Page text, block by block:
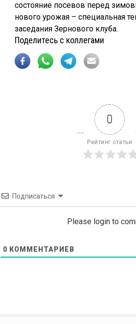
состояние посевов перед
нового урожая – специальная
заседания Зернового клуба.
Поделитесь с коллегами
0
Рейтинг статьи
Подписаться
Please login to
0 КОММЕНТАРИЕВ